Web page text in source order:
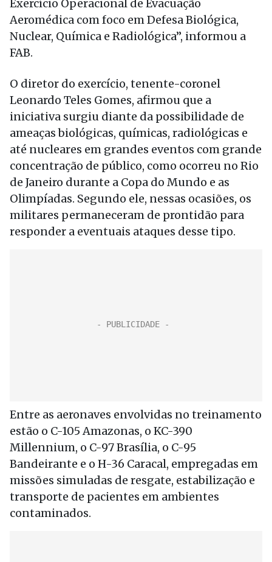
Exercício Operacional de Evacuação
Aeromédica com foco em Defesa Biológica,
Nuclear, Química e Radiológica”, informou a
FAB.
O diretor do exercício, tenente-coronel
Leonardo Teles Gomes, afirmou que a
iniciativa surgiu diante da possibilidade de
ameaças biológicas, químicas, radiológicas e
até nucleares em grandes eventos com grande
concentração de público, como ocorreu no Rio
de Janeiro durante a Copa do Mundo e as
Olimpíadas. Segundo ele, nessas ocasiões, os
militares permaneceram de prontidão para
responder a eventuais ataques desse tipo.
Entre as aeronaves envolvidas no treinamento
estão o C-105 Amazonas, o KC-390
Millennium, o C-97 Brasília, o C-95
Bandeirante e o H-36 Caracal, empregadas em
missões simuladas de resgate, estabilização e
transporte de pacientes em ambientes
contaminados.